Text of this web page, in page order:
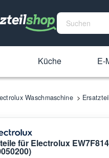
Küche E-
Waschmaschine
für Electrolux